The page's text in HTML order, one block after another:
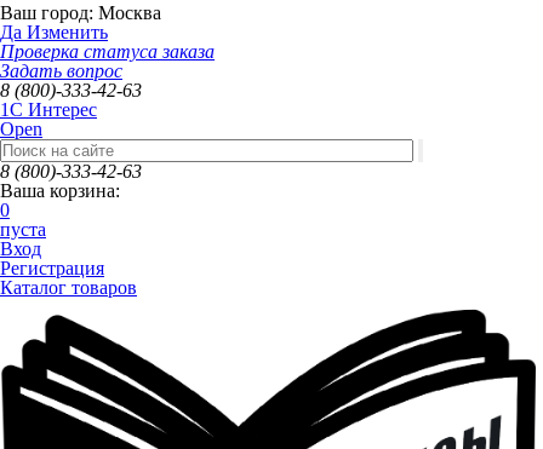
Ваш город: Москва
Да Изменить
Проверка статуса заказа
Задать вопрос
8 (800)-333-42-63
1C Интерес
Open
8 (800)-333-42-63
Ваша корзина:
0
пуста
Вход
Регистрация
Каталог товаров